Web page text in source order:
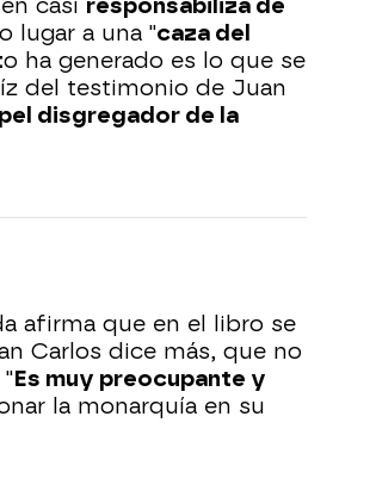
casi responsabiliza de
lugar a una "caza del
o ha generado es lo que se
del testimonio de Juan
disgregador de la
afirma que en el libro se
Carlos dice más, que no
"Es muy preocupante y
la monarquía en su